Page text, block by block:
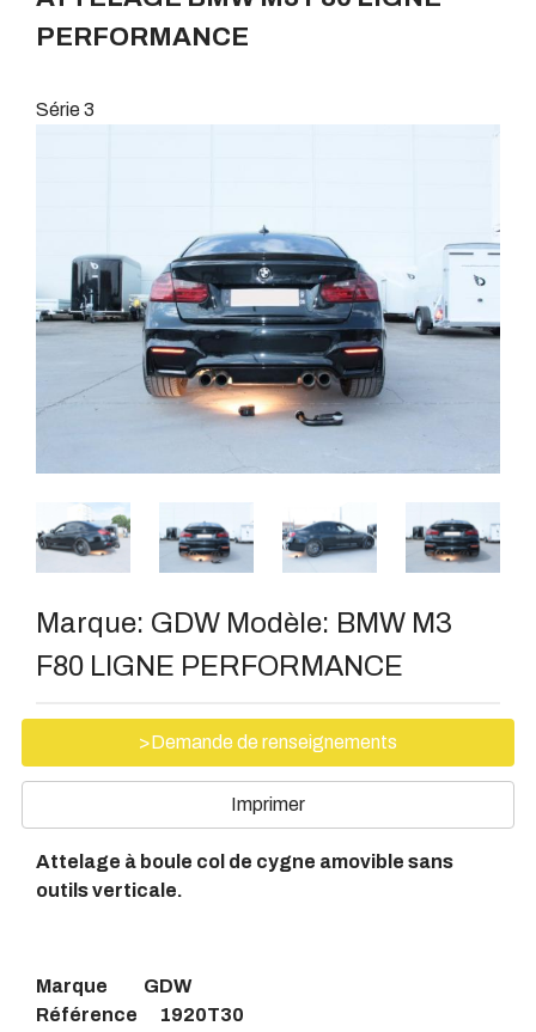
PERFORMANCE
Série 3
Marque: GDW Modèle: BMW M3
F80 LIGNE PERFORMANCE
>Demande de renseignements
Imprimer
Attelage à boule col de cygne amovible sans
outils verticale.
Marque GDW
Référence 1920T30